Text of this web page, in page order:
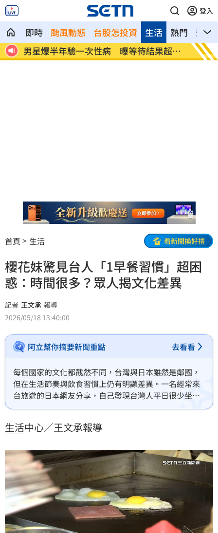
登入
即時 颱風動態 台股怎投資 熱門 影音
生活
追
男星爆半年驗一次性病 曝等待結果超忐
忑
佐藤
停
首頁 生活 看新聞換好禮
櫻花妹驚見台人「1早餐習慣」超困
惑：時間很多？眾人揭文化差異
記者 王文承 報導
2026/05/18 13:40:00
阿立幫你摘要新聞重點 去看看
每個國家的文化都截然不同，台灣與日本雖然是鄰國，
但在生活節奏與飲食習慣上仍有明顯差異。一名經常來
台旅遊的日本網友分享，自己發現台灣人平日很少坐在
早餐店內用，反而大多選擇外帶早餐到學校或公司享
議。
生活中心／王文承報導